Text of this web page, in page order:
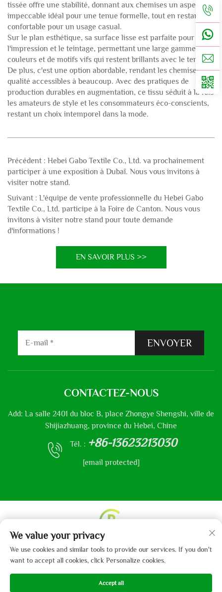
tissée offre une stabilité, donnant aux chemises un aspect
impeccable idéal pour une tenue formelle, tout en restant
confortable pour un usage casual.
Sur le plan esthétique, sa surface lisse est parfaite pour
l'impression et le teintage, permettant une large gamme de
couleurs et de motifs vifs qui restent brillants avec le temps.
De plus, c'est une option abordable, rendant les chemises de
qualité accessibles à beaucoup. Avec des pratiques de
production durables en augmentation, ce tissu séduit à la fois
les amateurs de style et les consommateurs éco-conscients,
restant un choix intemporel dans la mode.
Précédent : Hebei Gabo Textile Co., Ltd. va prochainement
participer à une exposition à Dubaï. Nous vous invitons à
visiter notre stand.
Suivant : L'équipe de vente professionnelle du Hebei Gabo
Textile Co., Ltd. participe à la Foire de Canton. Nous vous
invitons à visiter notre stand pour toute demande
d'informations !
EN SAVOIR PLUS >>
ENVOYER
CONTACTEZ-NOUS
Add: La salle 2401 du bloc B, place Zhongye Shengshi, ville de
Shijiazhuang, province du Hebei, Chine
Tél. : +86-13623213030
[email protected]
Droits d'auteur © 2013-2024 par Hebei Gaibo Textile Co.,
Ltd.Politique de confidentialité
We value your privacy
We use cookies and similar tools to provide our services. If you don't
want to accept all cookies, click Personalize cookies.
Accept all